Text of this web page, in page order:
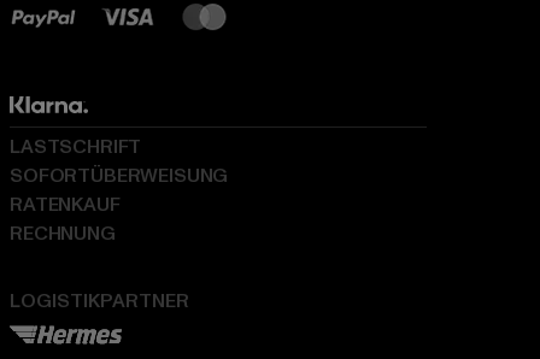
LOGISTIKPARTNER
LASTSCHRIFT
SOFORTÜBERWEISUNG
RATENKAUF
RECHNUNG